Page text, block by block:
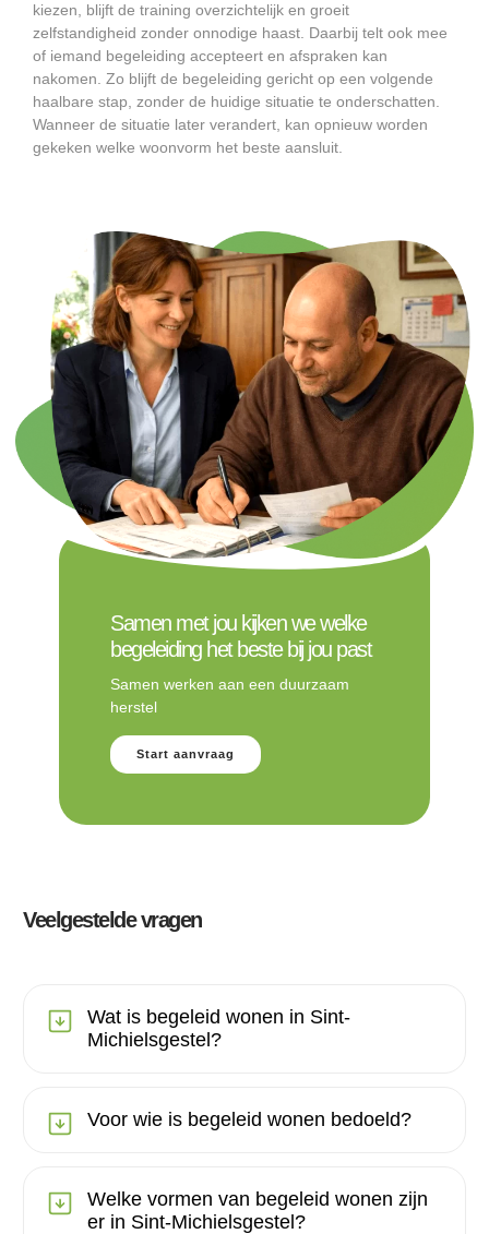
kiezen, blijft de training overzichtelijk en groeit
zelfstandigheid zonder onnodige haast. Daarbij telt ook mee
of iemand begeleiding accepteert en afspraken kan
nakomen. Zo blijft de begeleiding gericht op een volgende
haalbare stap, zonder de huidige situatie te onderschatten.
Wanneer de situatie later verandert, kan opnieuw worden
gekeken welke woonvorm het beste aansluit.
Samen met jou kijken we welke
begeleiding het beste bij jou past
Samen werken aan een duurzaam
herstel
Start aanvraag
Veelgestelde vragen
Wat is begeleid wonen in Sint-
Michielsgestel?
Voor wie is begeleid wonen bedoeld?
Welke vormen van begeleid wonen zijn
er in Sint-Michielsgestel?